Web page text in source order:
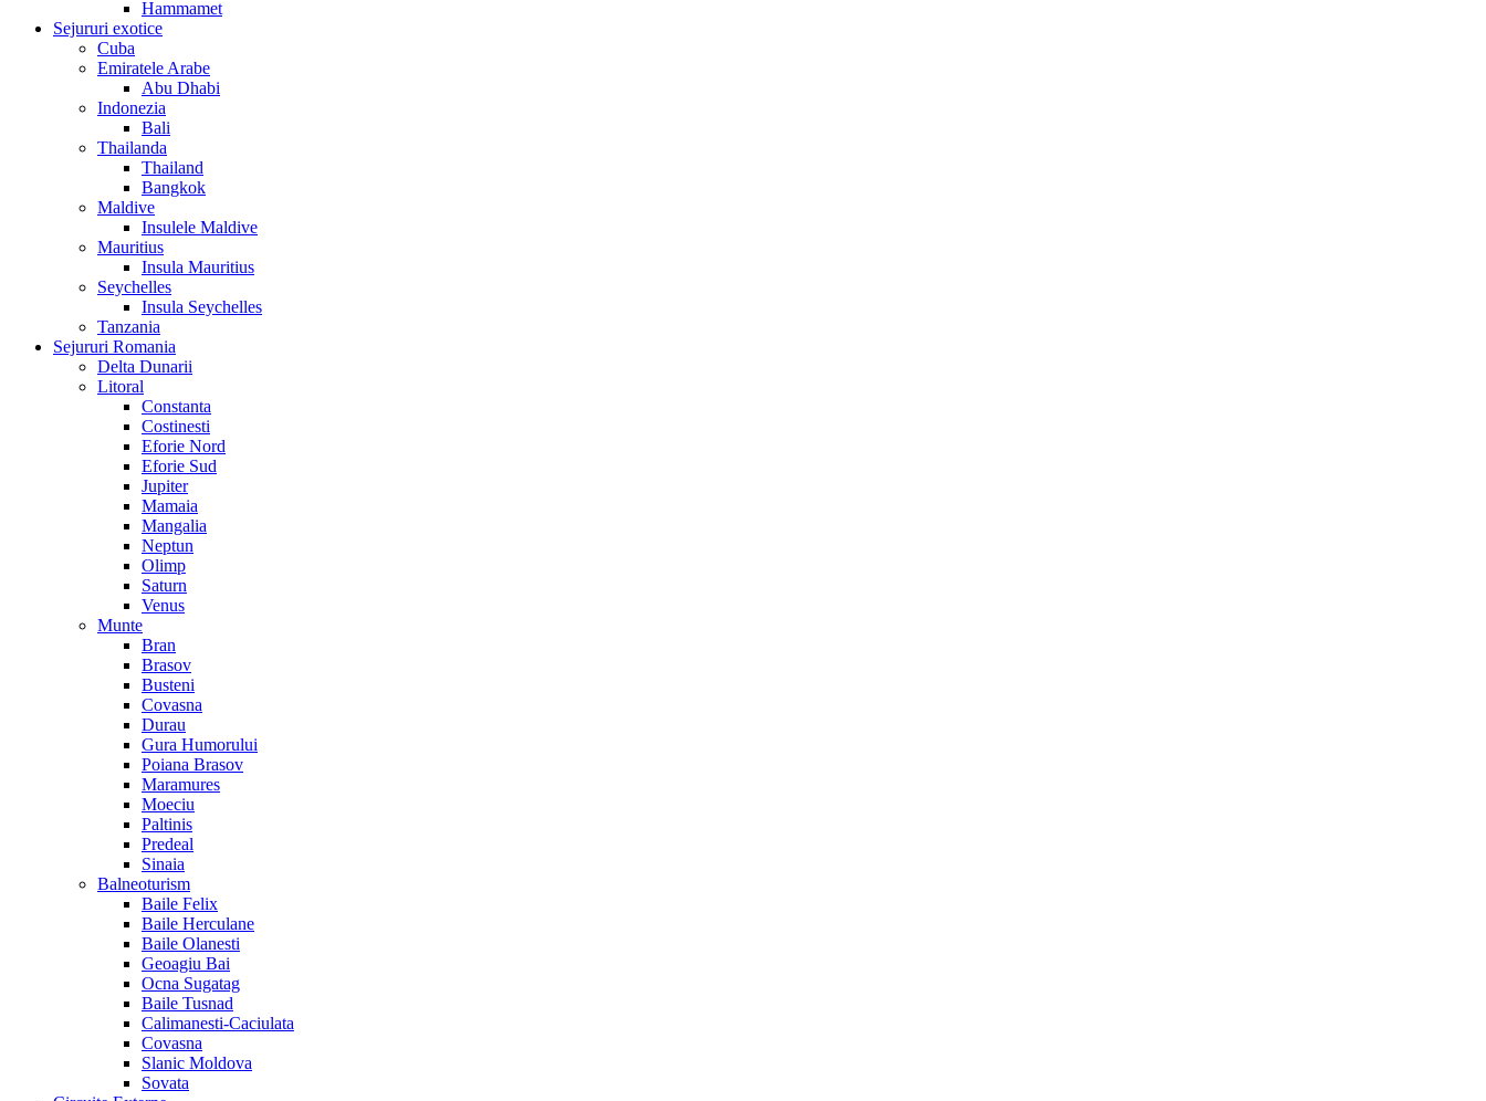
Hammamet
Sejururi exotice
Cuba
Emiratele Arabe
Abu Dhabi
Indonezia
Bali
Thailanda
Thailand
Bangkok
Maldive
Insulele Maldive
Mauritius
Insula Mauritius
Seychelles
Insula Seychelles
Tanzania
Sejururi Romania
Delta Dunarii
Litoral
Constanta
Costinesti
Eforie Nord
Eforie Sud
Jupiter
Mamaia
Mangalia
Neptun
Olimp
Saturn
Venus
Munte
Bran
Brasov
Busteni
Covasna
Durau
Gura Humorului
Poiana Brasov
Maramures
Moeciu
Paltinis
Predeal
Sinaia
Balneoturism
Baile Felix
Baile Herculane
Baile Olanesti
Geoagiu Bai
Ocna Sugatag
Baile Tusnad
Calimanesti-Caciulata
Covasna
Slanic Moldova
Sovata